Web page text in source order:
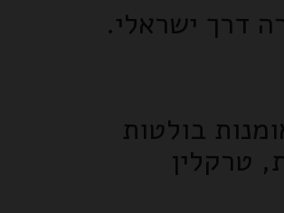
דרך ישראלי.
בולטות
טרקלין